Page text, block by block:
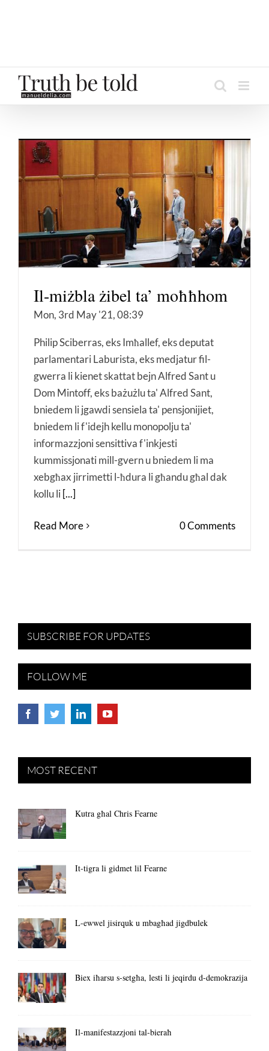
Il-miżbla żibel ta’ moħħhom
Mon, 3rd May '21, 08:39
Philip Sciberras, eks Imħallef, eks deputat
parlamentari Laburista, eks medjatur fil-
gwerra li kienet skattat bejn Alfred Sant u
Dom Mintoff, eks bażużlu ta' Alfred Sant,
bniedem li jgawdi sensiela ta' pensjonijiet,
bniedem li f'idejh kellu monopolju ta'
informazzjoni sensittiva f'inkjesti
kummissjonati mill-gvern u bniedem li ma
xebgħax jirrimetti l-ħdura li għandu għal dak
kollu li [...]
Read More 0 Comments
SUBSCRIBE FOR UPDATES
FOLLOW ME
MOST RECENT
Kutra għal Chris Fearne
It-tigra li gidmet lil Fearne
L-ewwel jisirquk u mbagħad jigdbulek
Biex iħarsu s-setgħa, lesti li jeqirdu d-demokrazija
Il-manifestazzjoni tal-bieraħ